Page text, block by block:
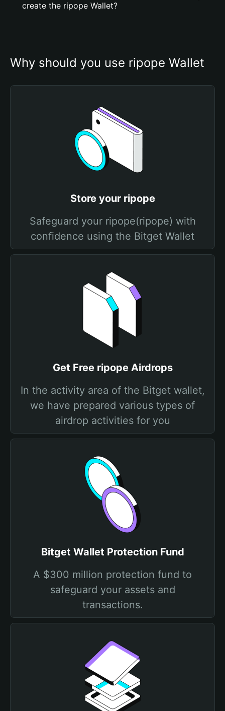
create the ripope Wallet?
Why should you use ripope Wallet
Store your ripope
Safeguard your ripope(ripope) with
confidence using the Bitget Wallet
Get Free ripope Airdrops
In the activity area of the Bitget wallet,
we have prepared various types of
airdrop activities for you
Bitget Wallet Protection Fund
A $300 million protection fund to
safeguard your assets and
transactions.